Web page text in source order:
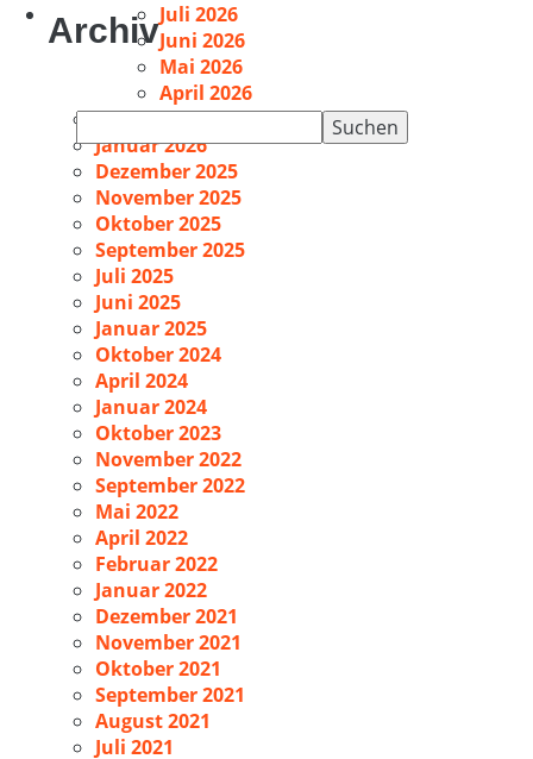
Suchen
nach:
ArchivJuli 2026
Juni 2026
Mai 2026
April 2026
Februar 2026
Januar 2026
Dezember 2025
November 2025
Oktober 2025
September 2025
Juli 2025
Juni 2025
Januar 2025
Oktober 2024
April 2024
Januar 2024
Oktober 2023
November 2022
September 2022
Mai 2022
April 2022
Februar 2022
Januar 2022
Dezember 2021
November 2021
Oktober 2021
September 2021
August 2021
Juli 2021